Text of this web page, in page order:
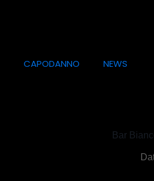
CAPODANNO NEWS
Bar